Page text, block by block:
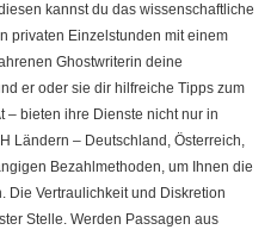
kannst du das wissenschaftliche
privaten Einzelstunden mit einem
Ghostwriterin deine
er oder sie dir hilfreiche Tipps zum
– bieten ihre Dienste nicht nur in
Ländern – Deutschland, Österreich,
Bezahlmethoden, um Ihnen die
Die Vertraulichkeit und Diskretion
Stelle. Werden Passagen aus